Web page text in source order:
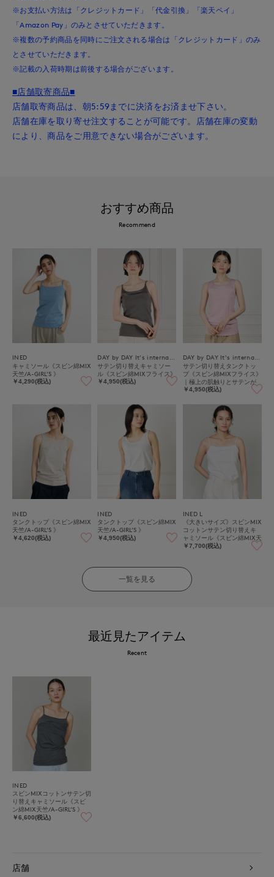
※お支払い方法は「クレジットカード」「代金引換」「楽天ペイ」
「Amazon Pay」のみとさせていただきます。
※複数の予約商品を同時にご注文される場合は「クレジットカード」のみ
とさせていただきます。
※記載の入荷時期は前後する場合がございます。
■店舗取寄商品■
店舗取寄商品は、朝5:59までに決済をお済ませ下さい。
店舗在庫を取り寄せ注文することが可能です。店舗在庫の変動
により、商品をご用意できない場合がございます。
おすすめ商品
Recommend
INED
キャミソール《スビン綿MIX
天竺/A-GIRL’S 》
￥4,290(税込)
サテン切り替えキャミソー
ル《スビン綿MIXフライス》
￥4,950(税込)
サテン切り替えタンクトッ
プ《スビン綿MIXフライス》
｜極上の肌触りとサテンが
映える上品インナー
￥4,950(税込)
INED
タンクトップ《スビン綿MIX
天竺/A-GIRL’S 》
￥4,620(税込)
INED
タンクトップ《スビン綿MIX
天竺/A-GIRL’S 》
￥4,950(税込)
INED L
《大きいサイズ》スビンMIX
コットンサテン切り替えキ
ャミソール《スビン綿MIX天
竺/A-GIRL’S 》
￥7,700(税込)
一覧を見る
最近見たアイテム
Recent
INED
スビンMIXコットンサテン切
り替えキャミソール《スビ
ン綿MIX天竺/A-GIRL’S 》
￥6,600(税込)
店舗